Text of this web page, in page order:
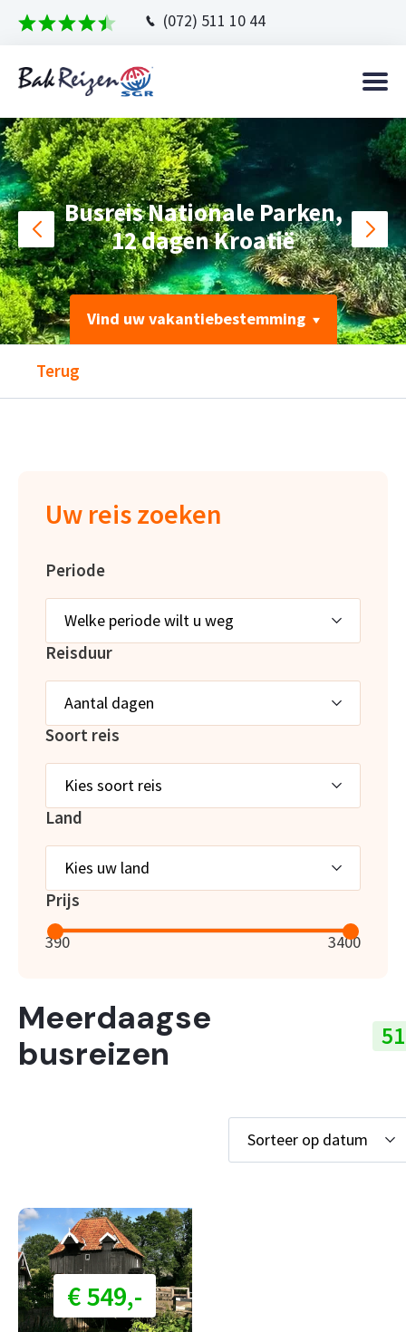
(072) 511 10 44
Vind uw vakantiebestemming
Busreis Nationale Parken,
12 dagen Kroatië
Terug
Uw reis zoeken
Periode
Reisduur
Soort reis
Land
Prijs
390 3400
Meerdaagse
busreizen
51
€ 549,-